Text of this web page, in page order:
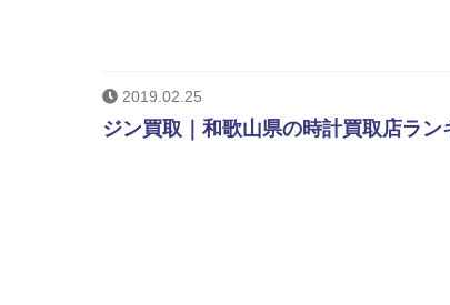
2019.02.25
ジン買取｜和歌山県の時計買取店ラ